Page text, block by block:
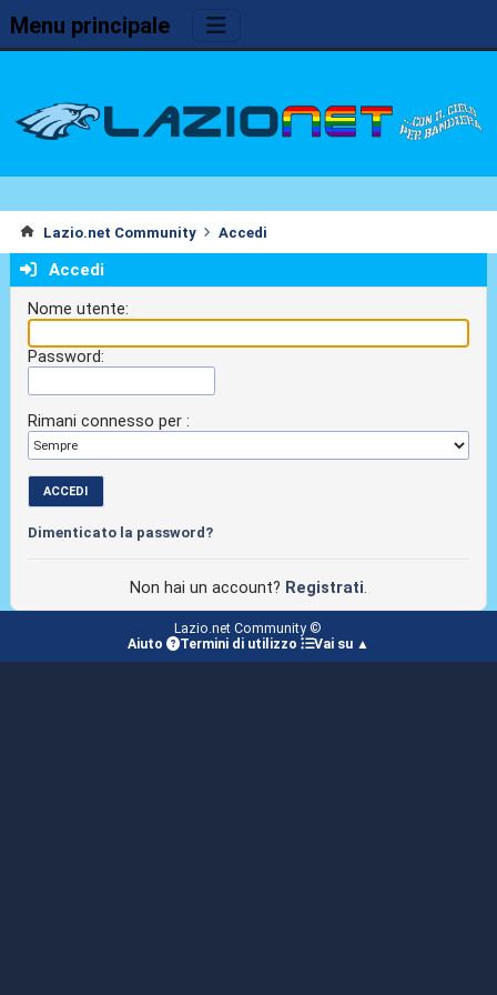
Menu principale
Lazio.net Community Accedi
Accedi
Nome utente:
Password:
Rimani connesso per :
Dimenticato la password?
Non hai un account? Registrati.
Lazio.net Community ©
Aiuto
Termini di utilizzo Vai su ▲